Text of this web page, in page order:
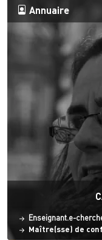
Annuaire
Statut
Enseignant.e-
Maître(sse) de